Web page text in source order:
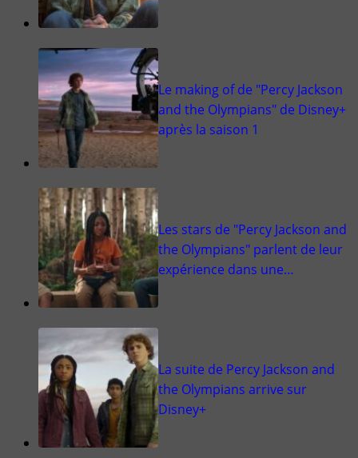
Le making of de "Percy Jackson
and the Olympians" de Disney+
après la saison 1
Les stars de "Percy Jackson and
the Olympians" parlent de leur
expérience dans une…
La suite de Percy Jackson and
the Olympians arrive sur
Disney+